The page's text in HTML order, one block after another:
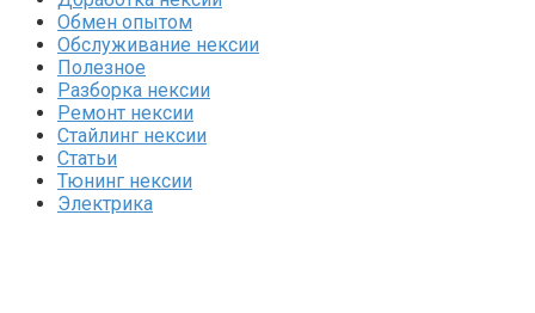
Обмен опытом
Обслуживание нексии
Полезное
Разборка нексии
Ремонт нексии
Стайлинг нексии
Статьи
Тюнинг нексии
Электрика